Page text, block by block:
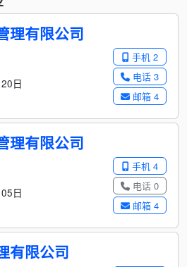
理有限公司
手机 2
电话 3
邮箱 4
日
理有限公司
手机 4
电话 0
邮箱 4
日
有限公司